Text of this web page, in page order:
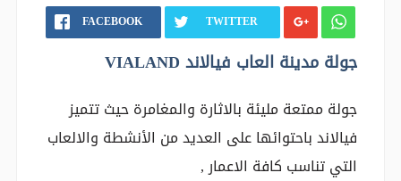
FACEBOOK TWITTER
جولة مدينة العاب فيالاند VIALAND
جولة ممتعة مليئة بالاثارة والمغامرة حيث تتميز
فيالاند باحتوائها على العديد من الأنشطة والالعاب
التي تناسب كافة الاعمار ,